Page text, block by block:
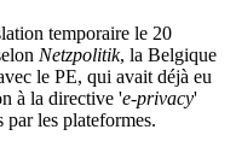
temporaire le 20
Netzpolitik, la Belgique
le PE, qui avait déjà eu
à la directive 'e-privacy'
par les plateformes.